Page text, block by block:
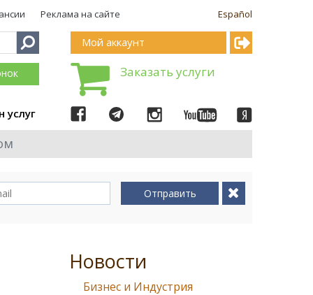
Español
Реклама на сайте
услуг
Мой аккаунт
Заказать услуги
Отправить
Новости
Бизнес и Индустрия